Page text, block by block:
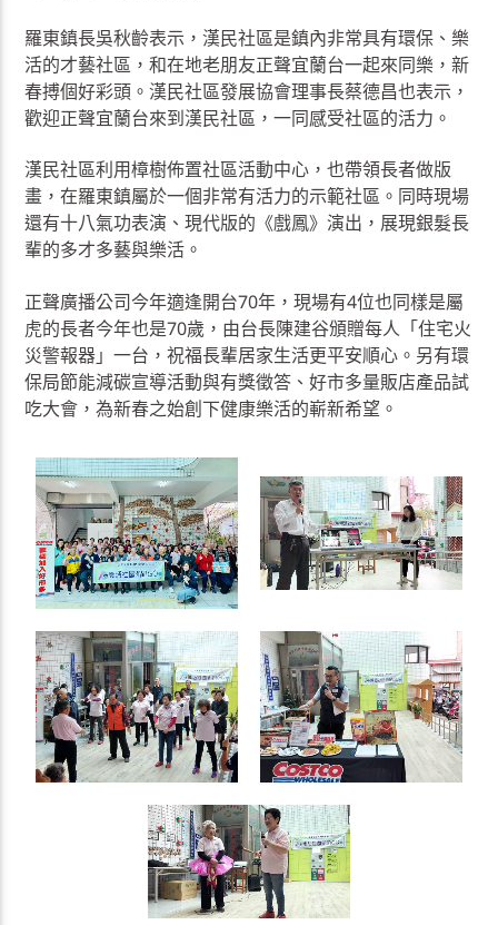
羅東鎮長吳秋齡表示，漢民社區是鎮內非常具有環保、樂
活的才藝社區，和在地老朋友正聲宜蘭台一起來同樂，新
春搏個好彩頭。漢民社區發展協會理事長蔡德昌也表示，
歡迎正聲宜蘭台來到漢民社區，一同感受社區的活力。
漢民社區利用樟樹佈置社區活動中心，也帶領長者做版
畫，在羅東鎮屬於一個非常有活力的示範社區。同時現場
還有十八氣功表演、現代版的《戲鳳》演出，展現銀髮長
輩的多才多藝與樂活。
正聲廣播公司今年適逢開台70年，現場有4位也同樣是屬
虎的長者今年也是70歲，由台長陳建谷頒贈每人「住宅火
災警報器」一台，祝福長輩居家生活更平安順心。另有環
保局節能減碳宣導活動與有獎徵答、好市多量販店產品試
吃大會，為新春之始創下健康樂活的嶄新希望。